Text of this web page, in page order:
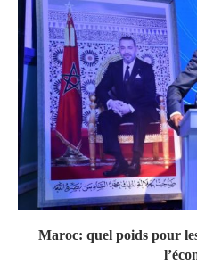
Maroc: quel poids pour